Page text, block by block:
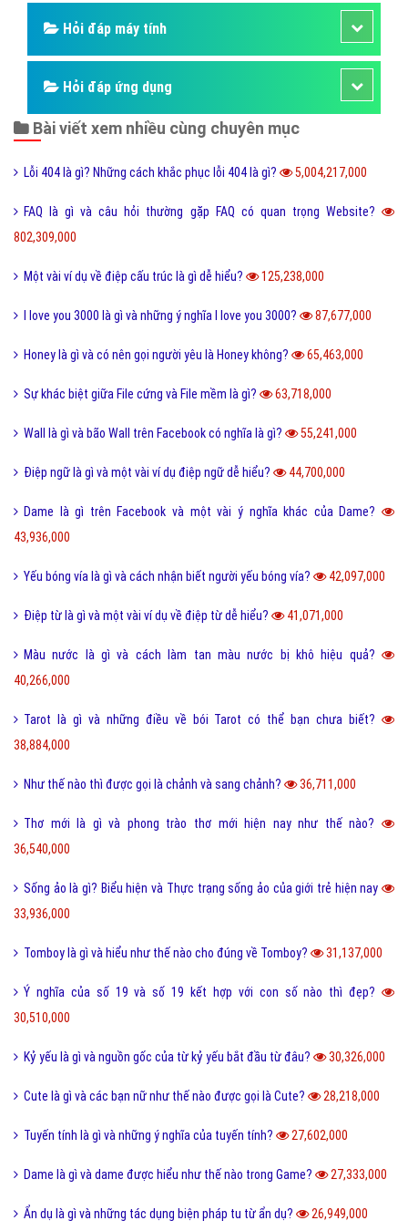
Hỏi đáp máy tính
Hỏi đáp ứng dụng
Bài viết xem nhiều cùng chuyên mục
Lỗi 404 là gì? Những cách khắc phục lỗi 404 là gì? 5,004,217,000
FAQ là gì và câu hỏi thường gặp FAQ có quan trọng Website?
802,309,000
Một vài ví dụ về điệp cấu trúc là gì dễ hiểu? 125,238,000
I love you 3000 là gì và những ý nghĩa I love you 3000? 87,677,000
Honey là gì và có nên gọi người yêu là Honey không? 65,463,000
Sự khác biệt giữa File cứng và File mềm là gì? 63,718,000
Wall là gì và bão Wall trên Facebook có nghĩa là gì? 55,241,000
Điệp ngữ là gì và một vài ví dụ điệp ngữ dễ hiểu? 44,700,000
Dame là gì trên Facebook và một vài ý nghĩa khác của Dame?
43,936,000
Yếu bóng vía là gì và cách nhận biết người yếu bóng vía? 42,097,000
Điệp từ là gì và một vài ví dụ về điệp từ dễ hiểu? 41,071,000
Màu nước là gì và cách làm tan màu nước bị khô hiệu quả?
40,266,000
Tarot là gì và những điều về bói Tarot có thể bạn chưa biết?
38,884,000
Như thế nào thì được gọi là chảnh và sang chảnh? 36,711,000
Thơ mới là gì và phong trào thơ mới hiện nay như thế nào?
36,540,000
Sống ảo là gì? Biểu hiện và Thực trạng sống ảo của giới trẻ hiện nay
33,936,000
Tomboy là gì và hiểu như thế nào cho đúng về Tomboy? 31,137,000
Ý nghĩa của số 19 và số 19 kết hợp với con số nào thì đẹp?
30,510,000
Kỷ yếu là gì và nguồn gốc của từ kỷ yếu bắt đầu từ đâu? 30,326,000
Cute là gì và các bạn nữ như thế nào được gọi là Cute? 28,218,000
Tuyến tính là gì và những ý nghĩa của tuyến tính? 27,602,000
Dame là gì và dame được hiểu như thế nào trong Game? 27,333,000
Ẩn dụ là gì và những tác dụng biện pháp tu từ ẩn dụ? 26,949,000